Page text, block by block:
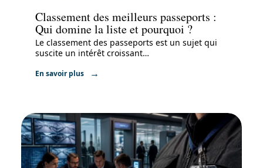
Classement des meilleurs passeports :
Qui domine la liste et pourquoi ?
Le classement des passeports est un sujet qui
suscite un intérêt croissant…
En savoir plus